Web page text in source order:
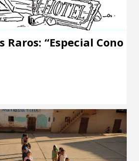
Raros: “Especial Cono